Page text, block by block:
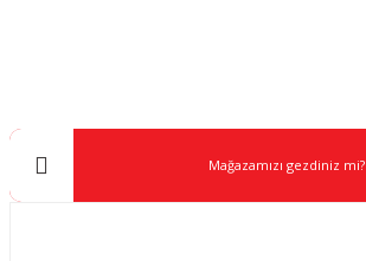
Mağazamızı gezdiniz mi?